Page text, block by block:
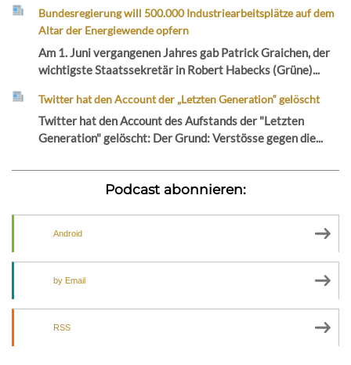
Bundesregierung will 500.000 Industriearbeitsplätze auf dem
Altar der Energiewende opfern
Am 1. Juni vergangenen Jahres gab Patrick Graichen, der
wichtigste Staatssekretär in Robert Habecks (Grüne)...
Twitter hat den Account der „Letzten Generation“ gelöscht
Twitter hat den Account des Aufstands der "Letzten
Generation" gelöscht: Der Grund: Verstösse gegen die...
Podcast abonnieren:
Android
by Email
RSS